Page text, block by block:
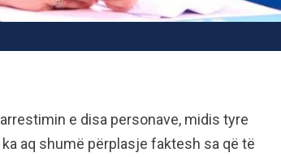
e disa personave, midis tyre
aq shumë përplasje faktesh sa që të